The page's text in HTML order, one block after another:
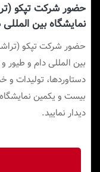
حضور شرکت تپکو
نمایشگاه بین
حضور شرکت تپکو
بین المللی دام و طیور
دستاوردها، تولیدات و
بیست و یکمین
دیدار نمایید.